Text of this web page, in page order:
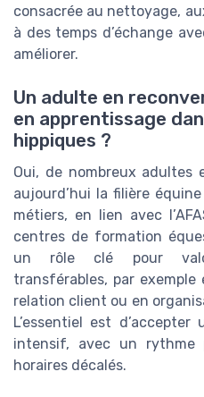
consacrée au nettoyage,
à des temps d’échange
améliorer.
Un adulte en
en apprentissage
hippiques ?
Oui, de nombreux adultes
aujourd’hui la filière
métiers, en lien avec
centres de formation
un rôle clé pour
transférables, par exemple
relation client ou en
L’essentiel est d’accepter
intensif, avec un rythme
horaires décalés.